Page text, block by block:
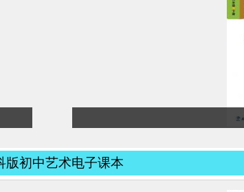
版初中艺术电子课本